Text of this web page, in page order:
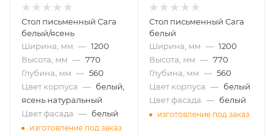
Стол письменный Сага
белый/ясень
Ширина, мм — 1200
Высота, мм — 770
Глубина, мм — 560
Цвет корпуса — белый,
ясень натуральный
Цвет фасада — белый
изготовление под заказ
Стол письменный Сага
белый
Ширина, мм — 1200
Высота, мм — 770
Глубина, мм — 560
Цвет корпуса — белый
Цвет фасада — белый
изготовление под заказ